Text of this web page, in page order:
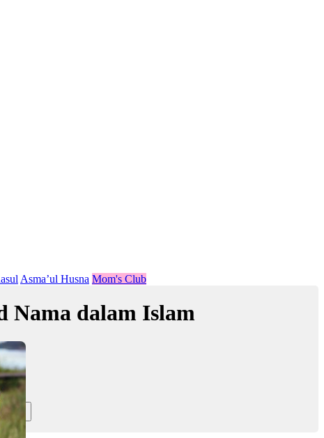
Asma’ul Husna Mom's Club
Nama dalam Islam